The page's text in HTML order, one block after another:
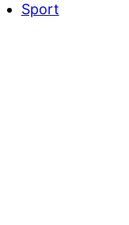
Sport